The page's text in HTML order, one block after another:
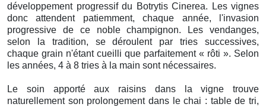
développement progressif du Botrytis Cinerea. Les vignes
donc attendent patiemment, chaque année, l'invasion
progressive de ce noble champignon. Les vendanges,
selon la tradition, se déroulent par tries successives,
chaque grain n'étant cueilli que parfaitement « rôti ». Selon
les années, 4 à 8 tries à la main sont nécessaires.
Le soin apporté aux raisins dans la vigne trouve
naturellement son prolongement dans le chai : table de tri,